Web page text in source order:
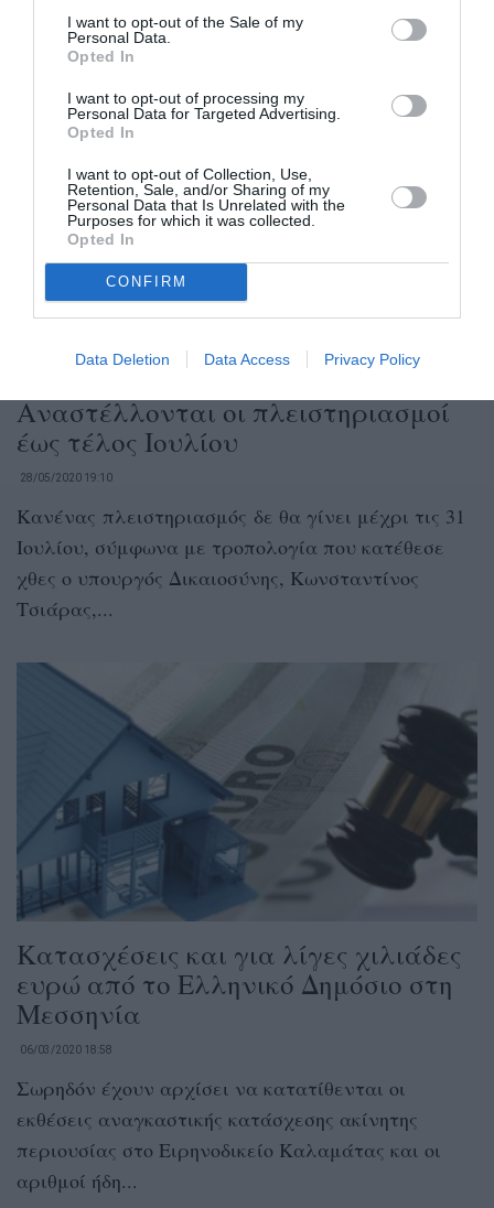
I want to opt-out of the Sale of my
Personal Data.
Opted In
I want to opt-out of processing my
Personal Data for Targeted Advertising.
Opted In
I want to opt-out of Collection, Use,
Retention, Sale, and/or Sharing of my
Personal Data that Is Unrelated with the
Purposes for which it was collected.
Opted In
CONFIRM
Data Deletion Data Access Privacy Policy
πλειστηριασμοί κ.λπ.) ζητά η Ένωση Μεσσηνίας
(πρώην ΕΑΣ) με...
Αναστέλλονται οι πλειστηριασμοί
έως τέλος Ιουλίου
28/05/2020 19:10
Κανένας πλειστηριασμός δε θα γίνει μέχρι τις 31
Ιουλίου, σύμφωνα με τροπολογία που κατέθεσε
χθες ο υπουργός Δικαιοσύνης, Κωνσταντίνος
Τσιάρας,...
Κατασχέσεις και για λίγες χιλιάδες
ευρώ από το Ελληνικό Δημόσιο στη
Μεσσηνία
06/03/2020 18:58
Σωρηδόν έχουν αρχίσει να κατατίθενται οι
εκθέσεις αναγκαστικής κατάσχεσης ακίνητης
περιουσίας στο Ειρηνοδικείο Καλαμάτας και οι
αριθμοί ήδη...